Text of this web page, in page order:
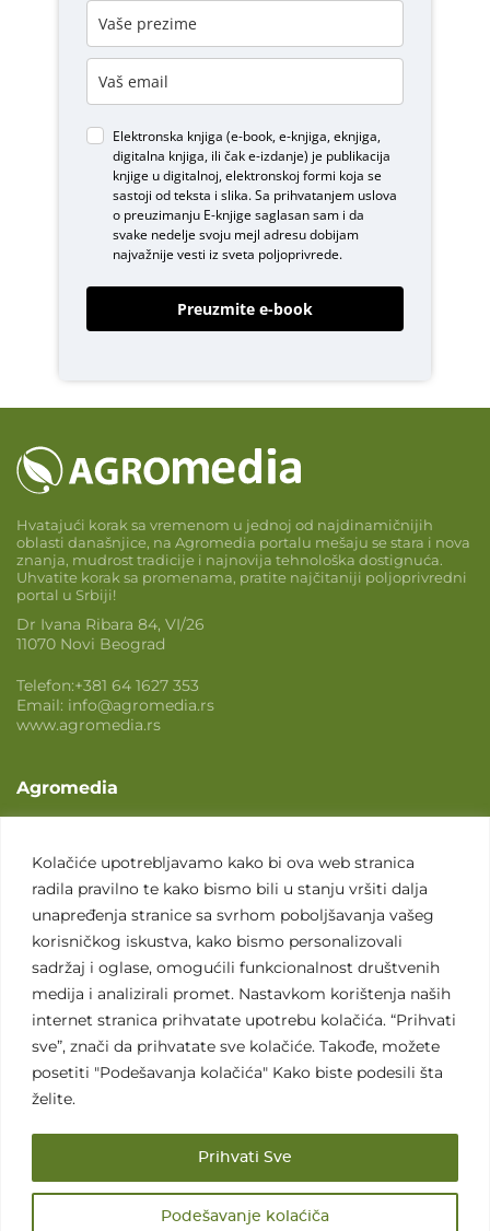
Kolačiće upotrebljavamo kako bi ova web stranica
radila pravilno te kako bismo bili u stanju vršiti dalja
unapređenja stranice sa svrhom poboljšavanja vašeg
korisničkog iskustva, kako bismo personalizovali
sadržaj i oglase, omogućili funkcionalnost društvenih
medija i analizirali promet. Nastavkom korištenja naših
internet stranica prihvatate upotrebu kolačića. “Prihvati
sve”, znači da prihvatate sve kolačiće. Takođe, možete
posetiti "Podešavanja kolačića" Kako biste podesili šta
želite.
Podešavanje kolaćiča
Prihvati Sve
Elektronska knjiga (e-book, e-knjiga, eknjiga,
digitalna knjiga, ili čak e-izdanje) je publikacija
knjige u digitalnoj, elektronskoj formi koja se
sastoji od teksta i slika. Sa prihvatanjem uslova
o preuzimanju E-knjigesaglasan sam i da
svake nedelje svoju mejl adresu dobijam
najvažnije vesti iz sveta poljoprivrede.
Preuzmite e-book
Hvatajući korak sa vremenom u jednoj od najdinamičnijih
oblasti današnjice, na Agromedia portalu mešaju se stara i nova
znanja, mudrost tradicije i najnovija tehnološka dostignuća.
Uhvatite korak sa promenama, pratite najčitaniji poljoprivredni
portal u Srbiji!
Dr Ivana Ribara 84, VI/26
11070 Novi Beograd
Telefon:+381 64 1627 353
Email: info@agromedia.rs
www.agromedia.rs
Agromedia
Svet poljoprivrede
Marketing usluge
Tražimo saradnike
Kontakt
Kontakt
Sva prava zadržana. 2007 - 2026. © Agromedia d.o.o.
Uslovi korišćenja
Politika privatnosti